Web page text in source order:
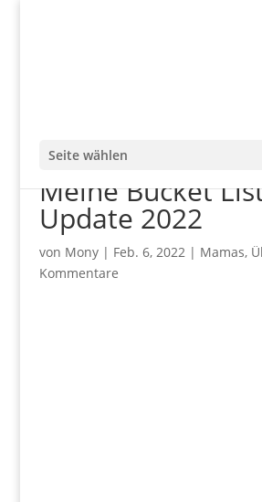
Seite wählen
Meine Bucket
Update 2022
von Mony| Feb. 6, 2022| Mamas,
Kommentare